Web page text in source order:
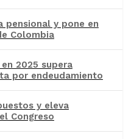
pensional y pone en
Colombia
2025 supera
por endeudamiento
y eleva
Congreso